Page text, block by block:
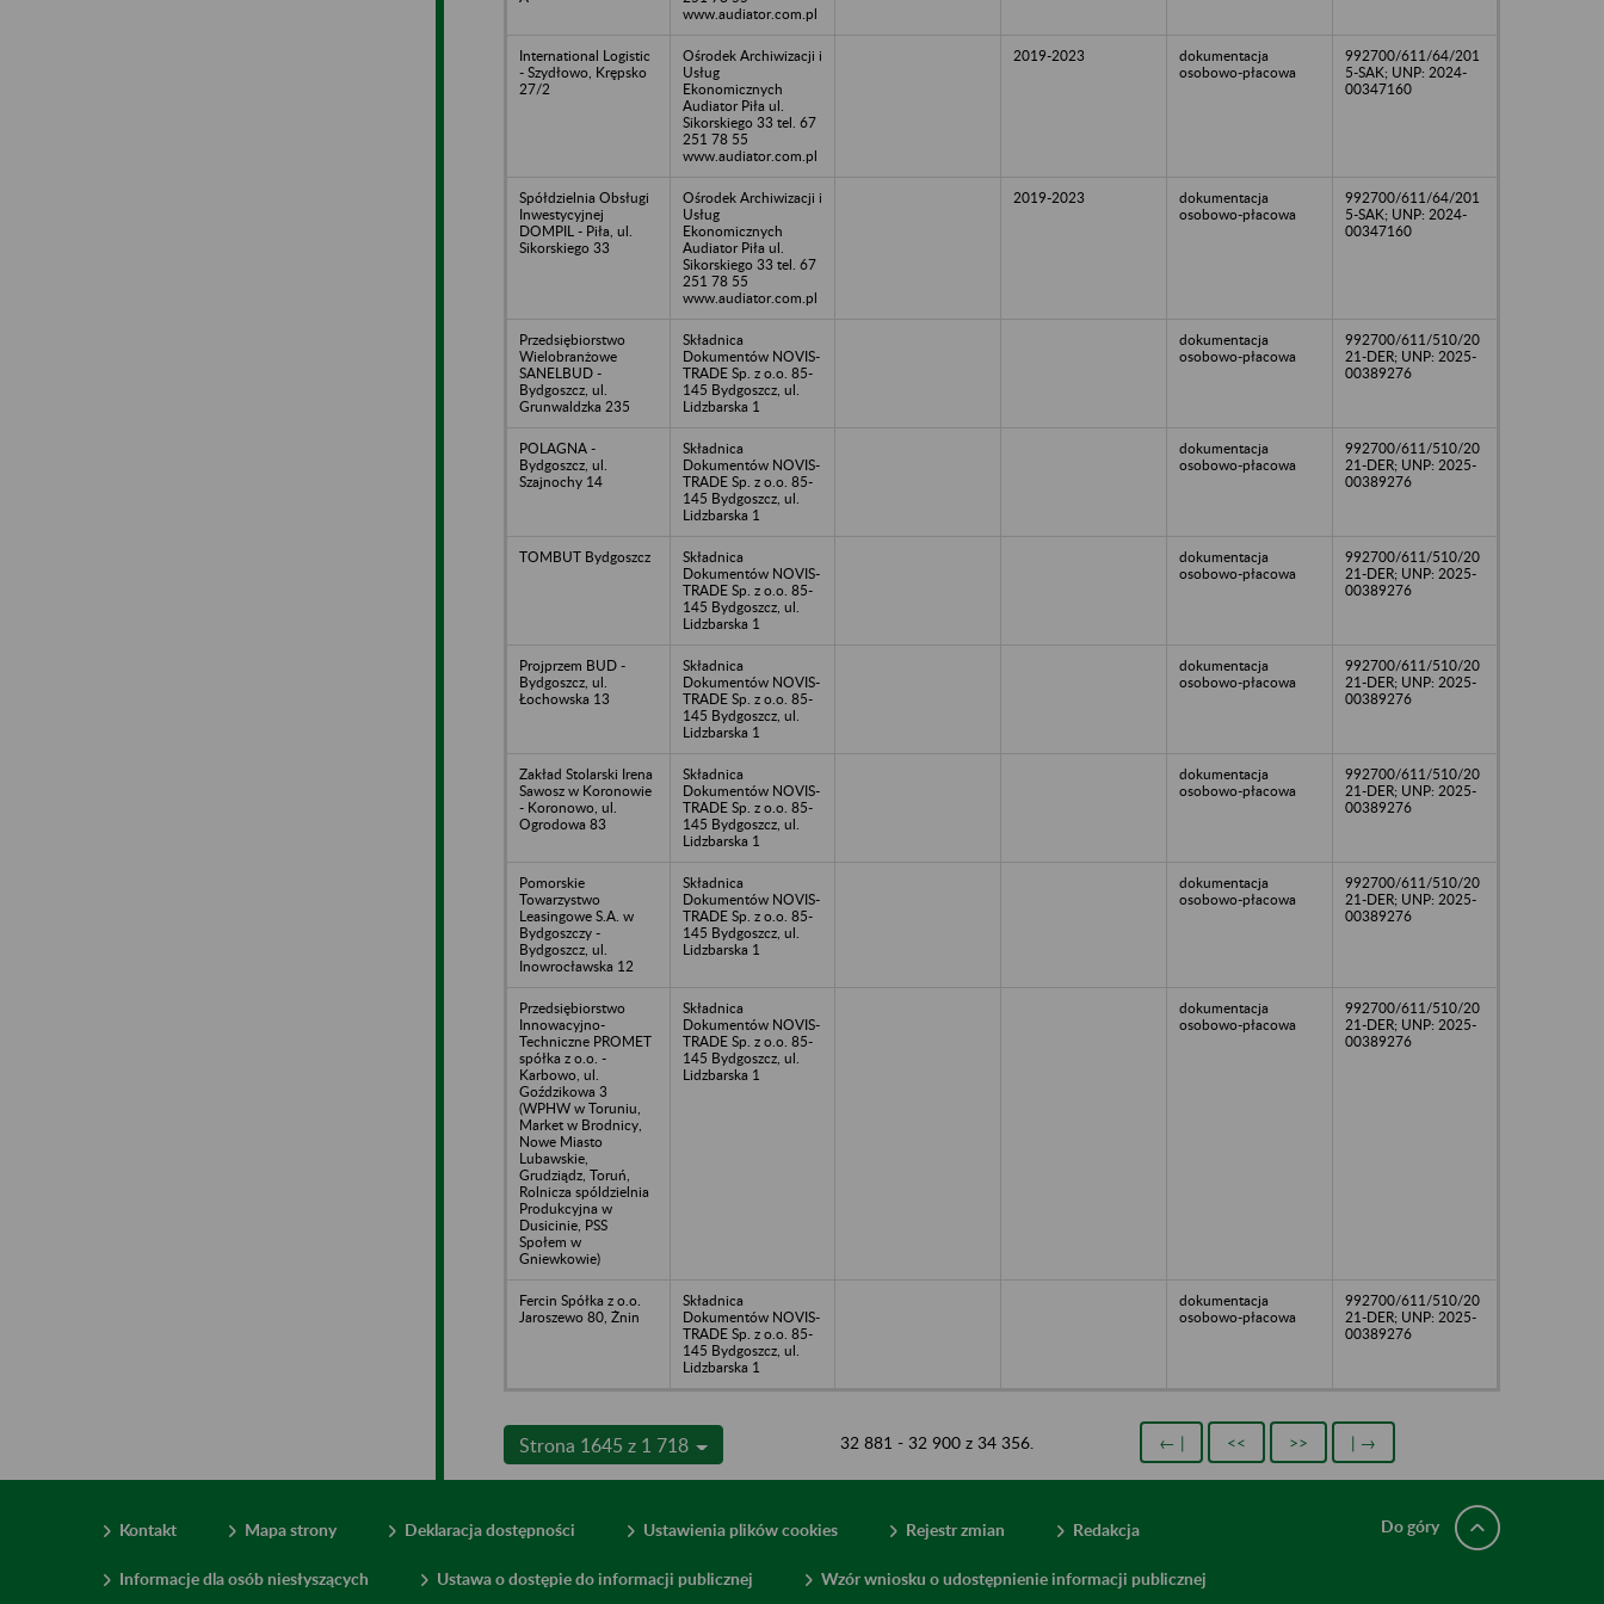
www.audiator.com.pl
International Logistic
- Szydłowo, Krępsko
27/2
Ośrodek Archiwizacji i
Usług
Ekonomicznych
Audiator Piła ul.
Sikorskiego 33 tel. 67
251 78 55
www.audiator.com.pl
2019-2023
dokumentacja
osobowo-płacowa
992700/611/64/201
5-SAK; UNP: 2024-
00347160
Spółdzielnia Obsługi
Inwestycyjnej
DOMPIL - Piła, ul.
Sikorskiego 33
Ośrodek Archiwizacji i
Usług
Ekonomicznych
Audiator Piła ul.
Sikorskiego 33 tel. 67
251 78 55
www.audiator.com.pl
2019-2023
dokumentacja
osobowo-płacowa
992700/611/64/201
5-SAK; UNP: 2024-
00347160
Przedsiębiorstwo
Wielobranżowe
SANELBUD -
Bydgoszcz, ul.
Grunwaldzka 235
Składnica
Dokumentów NOVIS-
TRADE Sp. z o.o. 85-
145 Bydgoszcz, ul.
Lidzbarska 1
dokumentacja
osobowo-płacowa
992700/611/510/20
21-DER; UNP: 2025-
00389276
POLAGNA -
Bydgoszcz, ul.
Szajnochy 14
Składnica
Dokumentów NOVIS-
TRADE Sp. z o.o. 85-
145 Bydgoszcz, ul.
Lidzbarska 1
dokumentacja
osobowo-płacowa
992700/611/510/20
21-DER; UNP: 2025-
00389276
TOMBUT Bydgoszcz
Składnica
Dokumentów NOVIS-
TRADE Sp. z o.o. 85-
145 Bydgoszcz, ul.
Lidzbarska 1
dokumentacja
osobowo-płacowa
992700/611/510/20
21-DER; UNP: 2025-
00389276
Projprzem BUD -
Bydgoszcz, ul.
Łochowska 13
Składnica
Dokumentów NOVIS-
TRADE Sp. z o.o. 85-
145 Bydgoszcz, ul.
Lidzbarska 1
dokumentacja
osobowo-płacowa
992700/611/510/20
21-DER; UNP: 2025-
00389276
Zakład Stolarski Irena
Sawosz w Koronowie
- Koronowo, ul.
Ogrodowa 83
Składnica
Dokumentów NOVIS-
TRADE Sp. z o.o. 85-
145 Bydgoszcz, ul.
Lidzbarska 1
dokumentacja
osobowo-płacowa
992700/611/510/20
21-DER; UNP: 2025-
00389276
Pomorskie
Towarzystwo
Leasingowe S.A. w
Bydgoszczy -
Bydgoszcz, ul.
Inowrocławska 12
Składnica
Dokumentów NOVIS-
TRADE Sp. z o.o. 85-
145 Bydgoszcz, ul.
Lidzbarska 1
dokumentacja
osobowo-płacowa
992700/611/510/20
21-DER; UNP: 2025-
00389276
Przedsiębiorstwo
Innowacyjno-
Techniczne PROMET
spółka z o.o. -
Karbowo, ul.
Goździkowa 3
(WPHW w Toruniu,
Market w Brodnicy,
Nowe Miasto
Lubawskie,
Grudziądz, Toruń,
Rolnicza spóldzielnia
Produkcyjna w
Dusicinie, PSS
Społem w
Gniewkowie)
Składnica
Dokumentów NOVIS-
TRADE Sp. z o.o. 85-
145 Bydgoszcz, ul.
Lidzbarska 1
dokumentacja
osobowo-płacowa
992700/611/510/20
21-DER; UNP: 2025-
00389276
Fercin Spółka z o.o.
Jaroszewo 80, Żnin
Składnica
Dokumentów NOVIS-
TRADE Sp. z o.o. 85-
145 Bydgoszcz, ul.
Lidzbarska 1
dokumentacja
osobowo-płacowa
992700/611/510/20
21-DER; UNP: 2025-
00389276
Strona 1645 z 1 718 32 881 - 32 900 z 34 356. ← | << >> | →
Kontakt Mapa strony Deklaracja dostępności Ustawienia plików cookies Rejestr zmian Redakcja
Informacje dla osób niesłyszących Ustawa o dostępie do informacji publicznej Wzór wniosku o udostępnienie informacji publicznej
Do góry